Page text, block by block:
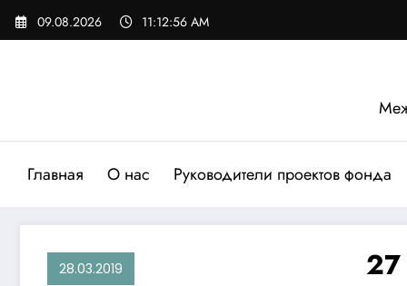
Перейти
09.08.2026 11:12:57 AM
Главная О нас Руководители проектов фонда
28.03.2019